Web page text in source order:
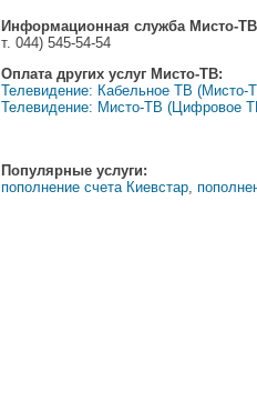
Информационная служба Мисто-
т. 044) 545-54-54
Оплата других услуг Мисто-ТВ:
Телевидение: Кабельное ТВ (Мисто-
Телевидение: Мисто-ТВ (Цифровое
Популярные услуги:
пополнение счета Киевстар